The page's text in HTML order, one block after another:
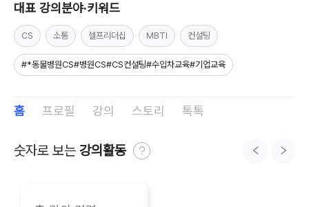
대표 강의분야∙키워드
CS 소통 셀프리더십 MBTI 컨설팅
#*동물병원CS#병원CS#CS컨설팅#수입차교육#기업교육
홈 프로필 강의 스토리 톡톡
숫자로 보는 강의활동